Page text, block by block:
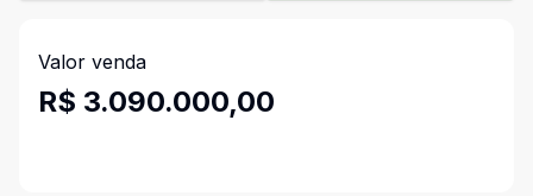
Valor venda
R$ 3.090.000,00